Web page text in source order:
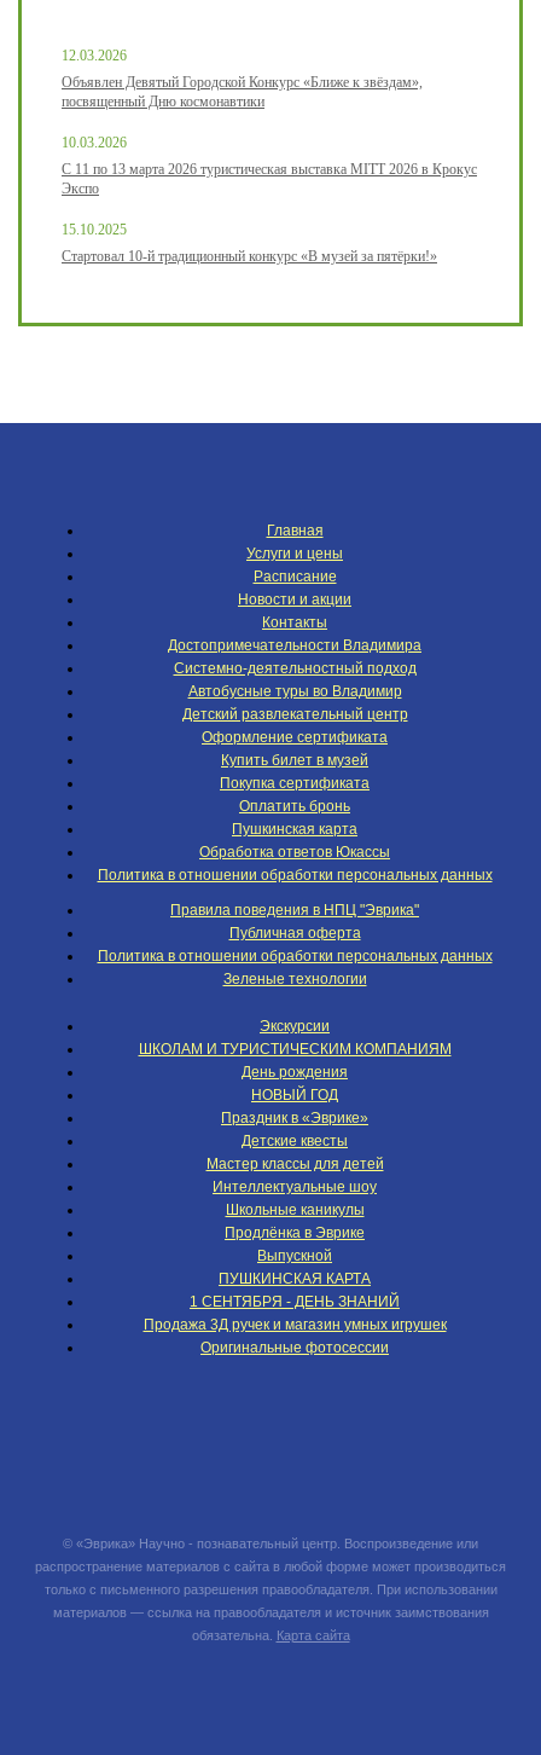
12.03.2026
Объявлен Девятый Городской Конкурс «Ближе к звёздам»,
посвященный Дню космонавтики
10.03.2026
С 11 по 13 марта 2026 туристическая выставка MITT 2026 в Крокус
Экспо
15.10.2025
Стартовал 10-й традиционный конкурс «В музей за пятёрки!»
Главная
Услуги и цены
Расписание
Новости и акции
Контакты
Достопримечательности Владимира
Системно-деятельностный подход
Автобусные туры во Владимир
Детский развлекательный центр
Оформление сертификата
Купить билет в музей
Покупка сертификата
Оплатить бронь
Пушкинская карта
Обработка ответов Юкассы
Политика в отношении обработки персональных данных
Правила поведения в НПЦ "Эврика"
Публичная оферта
Политика в отношении обработки персональных данных
Зеленые технологии
Экскурсии
ШКОЛАМ И ТУРИСТИЧЕСКИМ КОМПАНИЯМ
День рождения
НОВЫЙ ГОД
Праздник в «Эврике»
Детские квесты
Мастер классы для детей
Интеллектуальные шоу
Школьные каникулы
Продлёнка в Эврике
Выпускной
ПУШКИНСКАЯ КАРТА
1 СЕНТЯБРЯ - ДЕНЬ ЗНАНИЙ
Продажа 3Д ручек и магазин умных игрушек
Оригинальные фотосессии
© «Эврика» Научно - познавательный центр. Воспроизведение или
распространение материалов с сайта в любой форме может производиться
только с письменного разрешения правообладателя. При использовании
материалов — ссылка на правообладателя и источник заимствования
обязательна. Карта сайта